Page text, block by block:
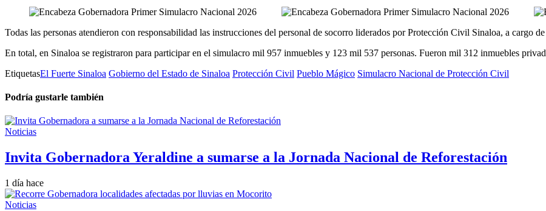
Todas las personas atendieron con responsabilidad las instrucciones del personal de socorro liderados por Protección Civil Sinaloa, a cargo
En total, en Sinaloa se registraron para participar en el simulacro mil 957 inmuebles y 123 mil 537 personas. Fueron mil 312 inmuebles
EtiquetasEl Fuerte Sinaloa Gobierno del Estado de Sinaloa Protección Civil Pueblo Mágico Simulacro Nacional de Protección Civil
Podría gustarle también
Noticias
Invita Gobernadora Yeraldine a sumarse a la Jornada Nacional de Reforestación
1 día hace
Noticias